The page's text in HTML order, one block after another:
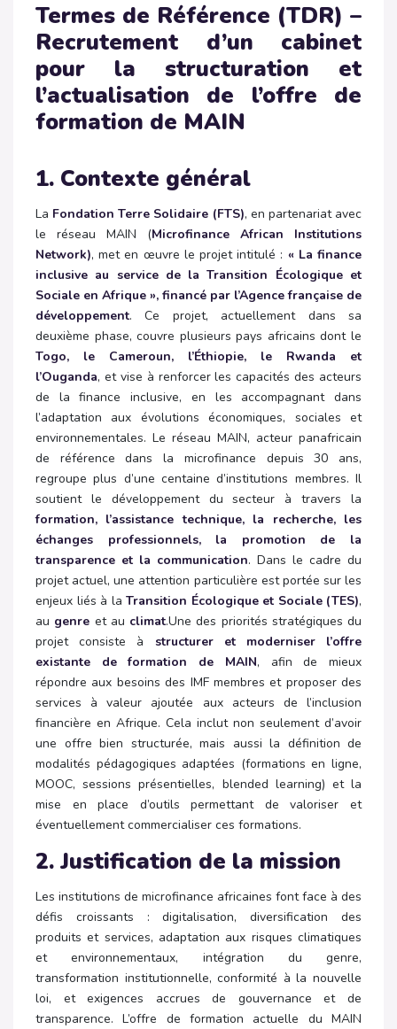
Termes de Référence (TDR) –
Recrutement d’un cabinet
pour la structuration et
l’actualisation de l’offre de
formation de MAIN
1. Contexte général
La Fondation Terre Solidaire (FTS), en partenariat avec
le réseau MAIN (Microfinance African Institutions
Network), met en œuvre le projet intitulé : « La finance
inclusive au service de la Transition Écologique et
Sociale en Afrique », financé par l’Agence française de
développement. Ce projet, actuellement dans sa
deuxième phase, couvre plusieurs pays africains dont le
Togo, le Cameroun, l’Éthiopie, le Rwanda et
l’Ouganda, et vise à renforcer les capacités des acteurs
de la finance inclusive, en les accompagnant dans
l’adaptation aux évolutions économiques, sociales et
environnementales. Le réseau MAIN, acteur panafricain
de référence dans la microfinance depuis 30 ans,
regroupe plus d’une centaine d’institutions membres. Il
soutient le développement du secteur à travers la
formation, l’assistance technique, la recherche, les
échanges professionnels, la promotion de la
transparence et la communication. Dans le cadre du
projet actuel, une attention particulière est portée sur les
enjeux liés à la Transition Écologique et Sociale (TES),
au genre et au climat.Une des priorités stratégiques du
projet consiste à structurer et moderniser l’offre
existante de formation de MAIN, afin de mieux
répondre aux besoins des IMF membres et proposer des
services à valeur ajoutée aux acteurs de l’inclusion
financière en Afrique. Cela inclut non seulement d’avoir
une offre bien structurée, mais aussi la définition de
modalités pédagogiques adaptées (formations en ligne,
MOOC, sessions présentielles, blended learning) et la
mise en place d’outils permettant de valoriser et
éventuellement commercialiser ces formations.
2. Justification de la mission
Les institutions de microfinance africaines font face à des
défis croissants : digitalisation, diversification des
produits et services, adaptation aux risques climatiques
et environnementaux, intégration du genre,
transformation institutionnelle, conformité à la nouvelle
loi, et exigences accrues de gouvernance et de
transparence.L’offre de formation actuelle du MAIN